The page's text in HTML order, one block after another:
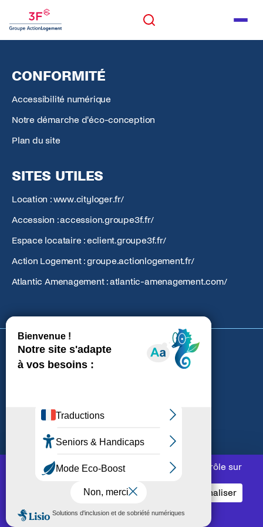
Panneau de gestion des cookies
Ce site utilise des cookies et vous donne le contrôle sur
ceux que vous souhaitez activer
Tout accepter
Tout refuser
Personnaliser
Politique de confidentialité
Rechercher Menu
Rechercher
CONFORMITÉ
Accessibilité numérique
Notre démarche d'éco-conception
Plan du site
SITES UTILES
Location : www.cityloger.fr/
Accession : accession.groupe3f.fr/
Espace locataire : eclient.groupe3f.fr/
Action Logement : groupe.actionlogement.fr/
Atlantic Amenagement : atlantic-amenagement.com/
Données personnelles
Gestion des cookies